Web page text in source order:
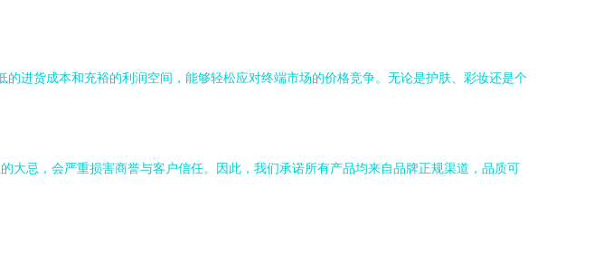
的进货成本和充裕的利润空间，能够轻松应对终端市场的价格竞争。无论是护肤、彩妆还是个
大忌，会严重损害商誉与客户信任。因此，我们承诺所有产品均来自品牌正规渠道，品质可